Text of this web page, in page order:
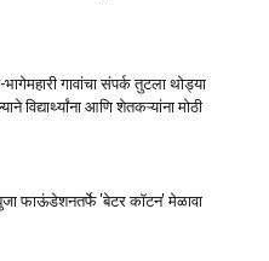
गावांचा संपर्क तुटला ​थोड्या
विद्यार्थ्यांना आणि शेतकऱ्यांना मोठी
फाऊंडेशनतर्फे 'बेटर कॉटन' मेळावा